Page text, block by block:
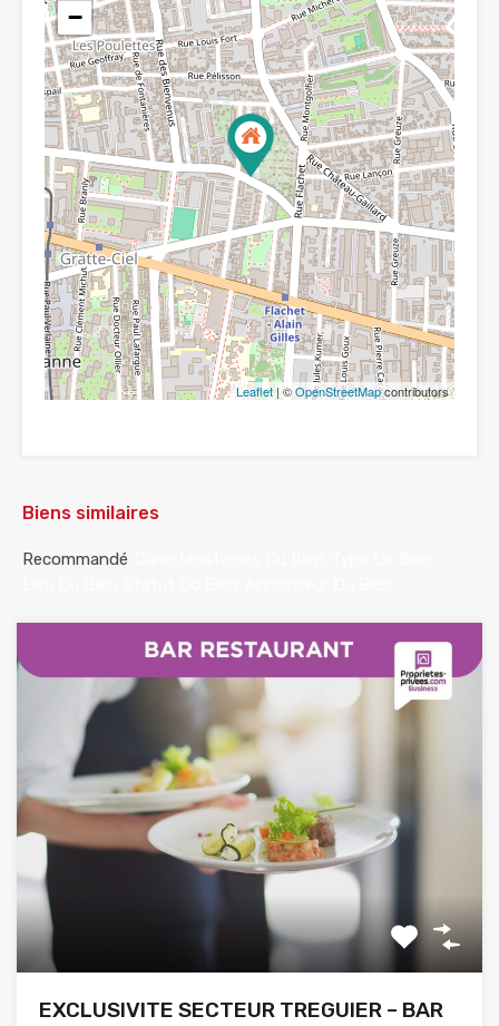
−
Leaflet| ©OpenStreetMapcontributors
Biens similaires
Recommandé
EXCLUSIVITE SECTEUR TREGUIER – BAR